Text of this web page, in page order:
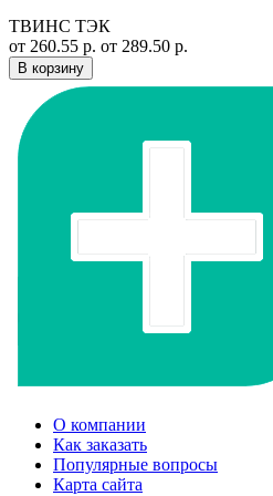
ТВИНС ТЭК
от 260.55 р. от 289.50 р.
В корзину
О компании
Как заказать
Популярные вопросы
Карта сайта